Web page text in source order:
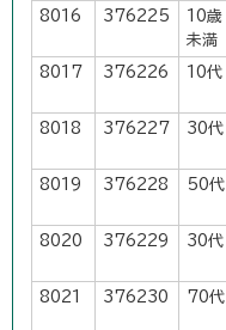
8016 376225
10歳
未満
8017 376226 10代
8018 376227 30代
8019 376228 50代
8020 376229 30代
8021 376230 70代